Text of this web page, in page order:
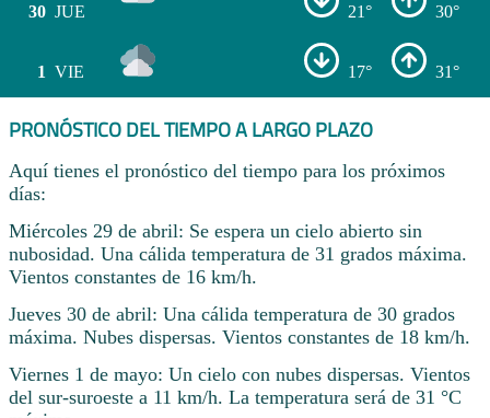
30 JUE 21° 30°
1 VIE 17° 31°
PRONÓSTICO DEL TIEMPO A LARGO PLAZO
Aquí tienes el pronóstico del tiempo para los próximos
días:
Miércoles 29 de abril: Se espera un cielo abierto sin
nubosidad. Una cálida temperatura de 31 grados máxima.
Vientos constantes de 16 km/h.
Jueves 30 de abril: Una cálida temperatura de 30 grados
máxima. Nubes dispersas. Vientos constantes de 18 km/h.
Viernes 1 de mayo: Un cielo con nubes dispersas. Vientos
del sur-suroeste a 11 km/h. La temperatura será de 31 °C